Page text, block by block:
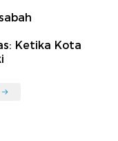
Ketika Kota